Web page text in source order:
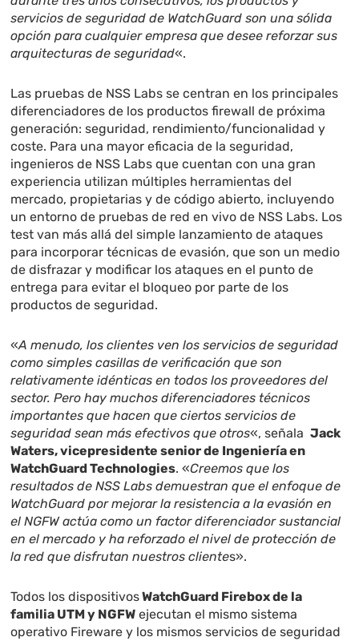
servicios de seguridad de WatchGuard son una sólida
opción para cualquier empresa que desee reforzar sus
arquitecturas de seguridad«.
Las pruebas de NSS Labs se centran en los principales
diferenciadores de los productos firewall de próxima
generación: seguridad, rendimiento/funcionalidad y
coste. Para una mayor eficacia de la seguridad,
ingenieros de NSS Labs que cuentan con una gran
experiencia utilizan múltiples herramientas del
mercado, propietarias y de código abierto, incluyendo
un entorno de pruebas de red en vivo de NSS Labs. Los
test van más allá del simple lanzamiento de ataques
para incorporar técnicas de evasión, que son un medio
de disfrazar y modificar los ataques en el punto de
entrega para evitar el bloqueo por parte de los
productos de seguridad.
«A menudo, los clientes ven los servicios de seguridad
como simples casillas de verificación que son
relativamente idénticas en todos los proveedores del
sector. Pero hay muchos diferenciadores técnicos
importantes que hacen que ciertos servicios de
seguridad sean más efectivos que otros«, señalaJack
Waters, vicepresidente senior de Ingeniería en
WatchGuard Technologies. «Creemos que los
resultados de NSS Labs demuestran que el enfoque de
WatchGuard por mejorar la resistencia a la evasión en
el NGFW actúa como un factor diferenciador sustancial
en el mercado y ha reforzado el nivel de protección de
la red que disfrutan nuestros clientes».
Todos los dispositivosWatchGuard Firebox de la
familia UTM y NGFW ejecutan el mismo sistema
operativo Fireware y los mismos servicios de seguridad